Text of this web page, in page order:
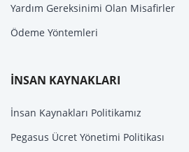
Yardım Gereksinimi Olan Misafirler
Ödeme Yöntemleri
İNSAN KAYNAKLARI
İnsan Kaynakları Politikamız
Pegasus Ücret Yönetimi Politikası